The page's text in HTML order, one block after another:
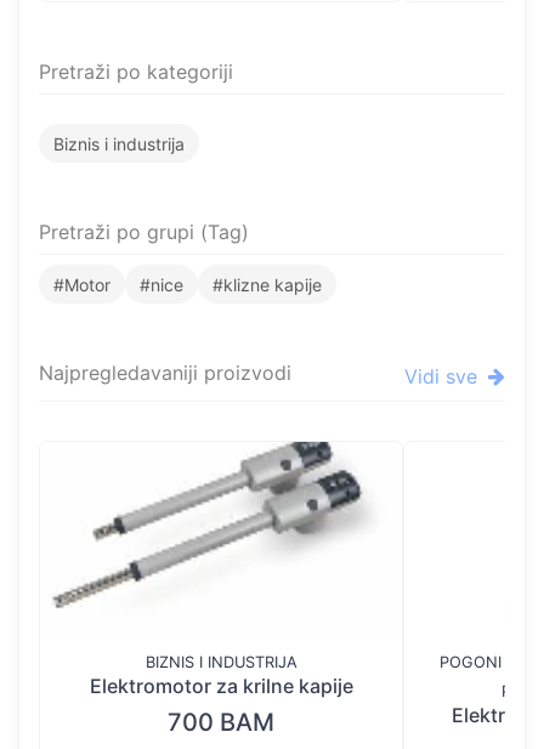
Pretraži po kategoriji
Biznis i industrija
Pretraži po grupi (Tag)
#Motor #nice #klizne kapije
Najpregledavaniji proizvodi Vidi sve
BIZNIS I INDUSTRIJA
Elektromotor za krilne kapije
700 BAM
POGONI